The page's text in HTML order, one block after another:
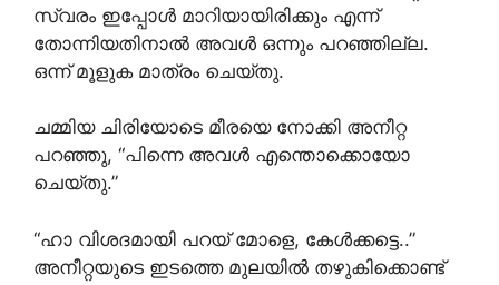
സ്വരം ഇപ്പോൾ മാറിയായിരിക്കും എന്ന്
തോന്നിയതിനാൽ അവൾ ഒന്നും പറഞ്ഞില്ല.
ഒന്ന് മൂളുക മാത്രം ചെയ്തു.
ചമ്മിയ ചിരിയോടെ മീരയെ നോക്കി അനീറ്റ
പറഞ്ഞു, “പിന്നെ അവൾ എന്തൊക്കൊയോ
ചെയ്തു.”
“ഹാ വിശദമായി പറയ് മോളെ, കേൾക്കട്ടെ..”
അനീറ്റയുടെ ഇടത്തെ മുലയിൽ തഴുകിക്കൊണ്ട്